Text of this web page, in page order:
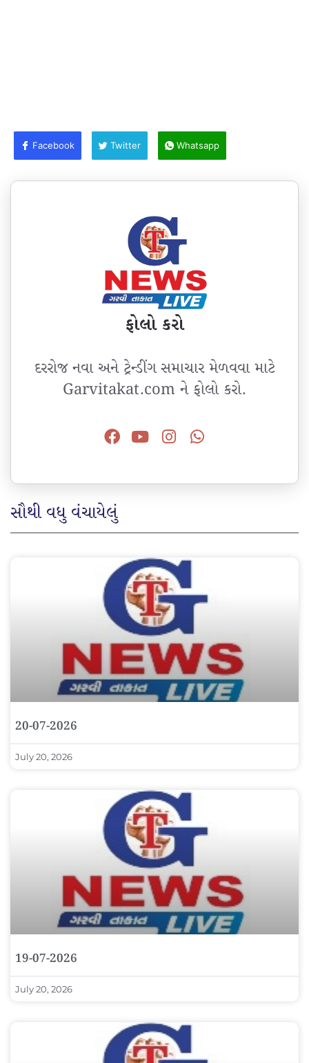
Facebook Twitter Whatsapp
ફોલો કરો
દરરોજ નવા અને ટ્રેન્ડીંગ સમાચાર મેળવવા માટે
Garvitakat.com ને ફોલો કરો.
સૌથી વધુ વંચાયેલું
20-07-2026
July 20, 2026
19-07-2026
July 20, 2026